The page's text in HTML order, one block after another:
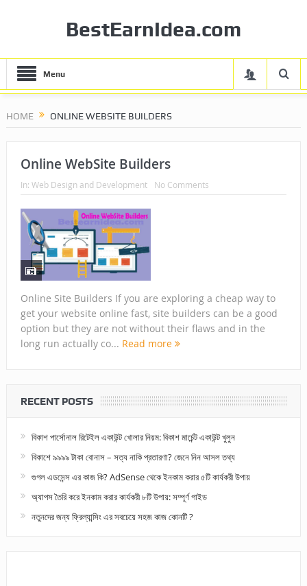
BestEarnIdea.com
Menu
HOME ONLINE WEBSITE BUILDERS
Online WebSite Builders
In: Web Design and Development No Comments
Online Site Builders If you are exploring a cheap way to
get your website online fast, site builders can be a good
option but they are not without their flaws and in the
long run actually co... Read more
RECENT POSTS
বিকাশ পার্সোনাল রিটেইল একাউন্ট খোলার নিয়ম: বিকাশ মার্চেন্ট একাউন্ট খুলুন
বিকাশে ৯৯৯৯ টাকা বোনাস – সত্য নাকি প্রতারণা? জেনে নিন আসল তথ্য
গুগল এডসেন্স এর কাজ কি? AdSense থেকে ইনকাম করার ৫টি কার্যকরী উপায়
অ্যাপস তৈরি করে ইনকাম করার কার্যকরী ৮টি উপায়: সম্পূর্ণ গাইড
নতুনদের জন্য ফ্রিল্যান্সিং এর সবচেয়ে সহজ কাজ কোনটি ?